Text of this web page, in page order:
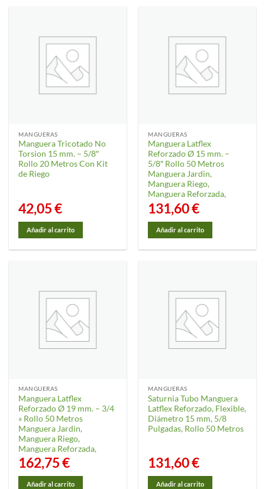
MANGUERAS
Manguera Tricotado No
Torsion 15 mm. – 5/8″
Rollo 20 Metros Con Kit
de Riego
42,05€
Añadir al carrito
MANGUERAS
Manguera Latflex
Reforzado Ø 15 mm. –
5/8″ Rollo 50 Metros
Manguera Jardin,
Manguera Riego,
Manguera Reforzada,
131,60€
Añadir al carrito
MANGUERAS
Manguera Latflex
Reforzado Ø 19 mm. – 3/4
» Rollo 50 Metros
Manguera Jardin,
Manguera Riego,
Manguera Reforzada,
162,75€
Añadir al carrito
MANGUERAS
Saturnia Tubo Manguera
Latflex Reforzado, Flexible,
Diámetro 15 mm, 5/8
Pulgadas, Rollo 50 Metros
131,60€
Añadir al carrito